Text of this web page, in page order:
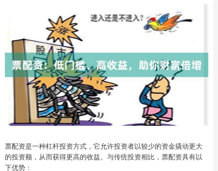
票配资是一种杠杆投资方式，它允许投资者以较少的资金撬动更大
的投资额，从而获得更高的收益。与传统投资相比，票配资具有以
下优势：